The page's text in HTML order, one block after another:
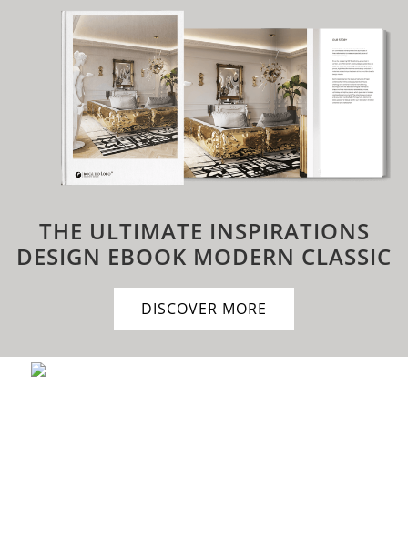
THE ULTIMATE INSPIRATIONS
DESIGN EBOOK MODERN CLASSIC
DISCOVER MORE